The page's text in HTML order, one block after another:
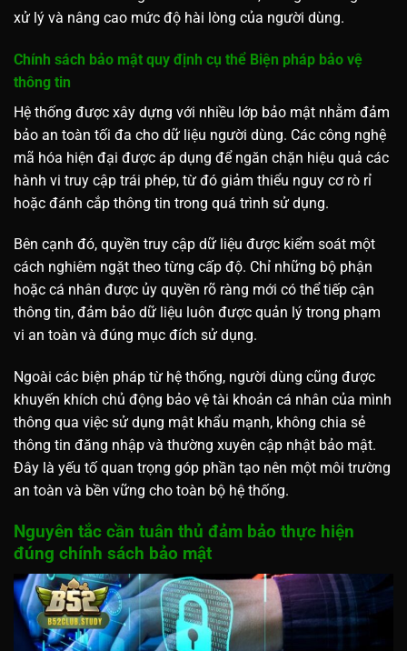
xử lý và nâng cao mức độ hài lòng của người dùng.
Chính sách bảo mật quy định cụ thể Biện pháp bảo vệ
thông tin
Hệ thống được xây dựng với nhiều lớp bảo mật nhằm đảm
bảo an toàn tối đa cho dữ liệu người dùng. Các công nghệ
mã hóa hiện đại được áp dụng để ngăn chặn hiệu quả các
hành vi truy cập trái phép, từ đó giảm thiểu nguy cơ rò rỉ
hoặc đánh cắp thông tin trong quá trình sử dụng.
Bên cạnh đó, quyền truy cập dữ liệu được kiểm soát một
cách nghiêm ngặt theo từng cấp độ. Chỉ những bộ phận
hoặc cá nhân được ủy quyền rõ ràng mới có thể tiếp cận
thông tin, đảm bảo dữ liệu luôn được quản lý trong phạm
vi an toàn và đúng mục đích sử dụng.
Ngoài các biện pháp từ hệ thống, người dùng cũng được
khuyến khích chủ động bảo vệ tài khoản cá nhân của mình
thông qua việc sử dụng mật khẩu mạnh, không chia sẻ
thông tin đăng nhập và thường xuyên cập nhật bảo mật.
Đây là yếu tố quan trọng góp phần tạo nên một môi trường
an toàn và bền vững cho toàn bộ hệ thống.
Nguyên tắc cần tuân thủ đảm bảo thực hiện
đúng chính sách bảo mật